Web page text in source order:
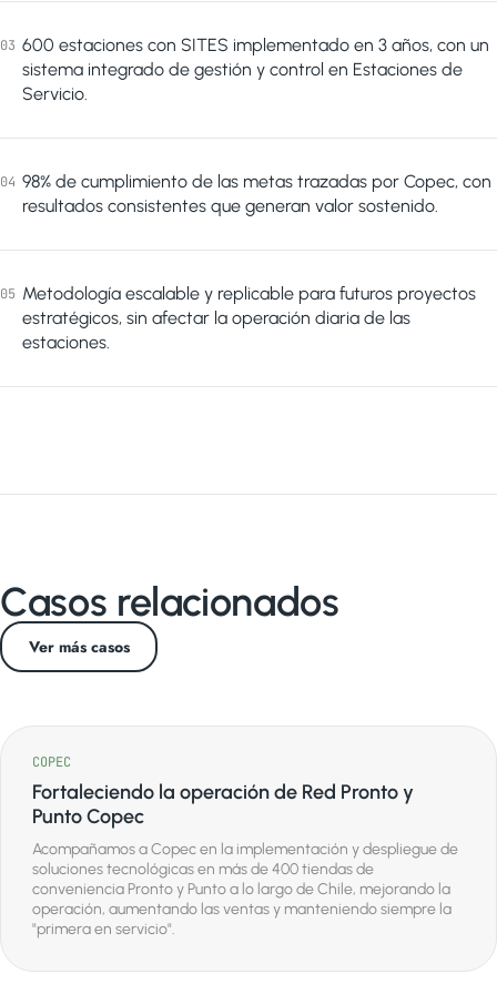
03 600 estaciones con SITES implementado en 3 años, con un
sistema integrado de gestión y control en Estaciones de
Servicio.
04 98% de cumplimiento de las metas trazadas por Copec, con
resultados consistentes que generan valor sostenido.
05 Metodología escalable y replicable para futuros proyectos
estratégicos, sin afectar la operación diaria de las
estaciones.
Casos relacionados
Ver más casos
COPEC
Fortaleciendo la operación de Red Pronto y
Punto Copec
Acompañamos a Copec en la implementación y despliegue de
soluciones tecnológicas en más de 400 tiendas de
conveniencia Pronto y Punto a lo largo de Chile, mejorando la
operación, aumentando las ventas y manteniendo siempre la
"primera en servicio".